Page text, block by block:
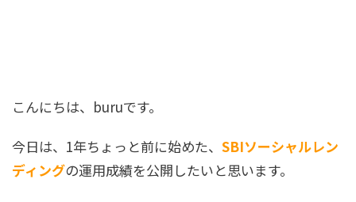
こんにちは、buruです。
今日は、1年ちょっと前に始めた、 SBIソーシャルレン
ディングの運用成績を公開したいと思います。